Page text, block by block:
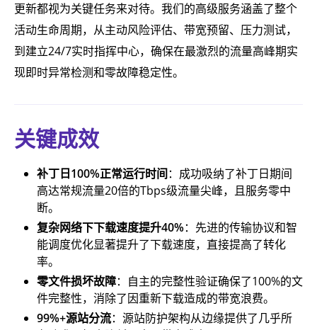
更新都视为关键任务来对待。我们的高级服务涵盖了整个
活动生命周期，从主动风险评估、带宽预留、压力测试，
到建立24/7实时指挥中心，确保在最激烈的流量高峰期实
现即时异常检测和零故障稳定性。
关键成效
补丁日100%正常运行时间：成功吸纳了补丁日期间
高达常规流量20倍的Tbps级流量尖峰，且服务零中
断。
复杂网络下下载速度提升40%：先进的传输协议和智
能调度优化显著提升了下载速度，直接提高了转化
率。
零文件损坏故障：自主的完整性验证确保了100%的文
件完整性，消除了因重新下载造成的带宽浪费。
99%+源站分流：源站防护架构从边缘提供了几乎所